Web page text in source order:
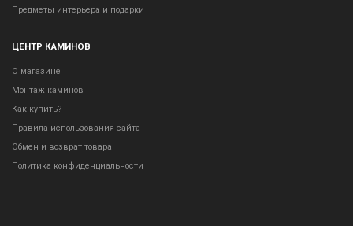
Предметы интерьера и подарки
ЦЕНТР КАМИНОВ
О магазине
Монтаж каминов
Как купить?
Правила использования сайта
Обмен и возврат товара
Политика конфиденциальности